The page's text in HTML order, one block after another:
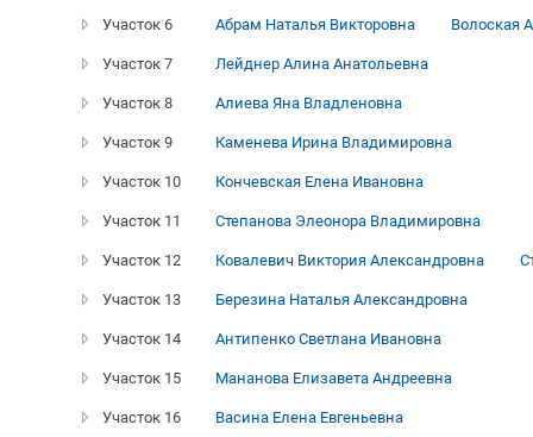
Участок 6 Абрам Наталья Викторовна Волоская
Участок 7 Лейднер Алина Анатольевна
Участок 8 Алиева Яна Владленовна
Участок 9 Каменева Ирина Владимировна
Участок 10 Кончевская Елена Ивановна
Участок 11 Степанова Элеонора Владимировна
Участок 12 Ковалевич Виктория Александровна
Участок 13 Березина Наталья Александровна
Участок 14 Антипенко Светлана Ивановна
Участок 15 Мананова Елизавета Андреевна
Участок 16 Васина Елена Евгеньевна